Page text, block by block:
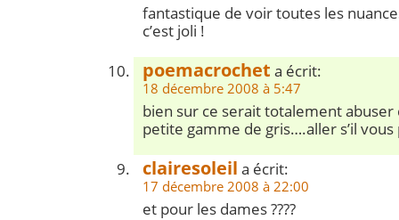
fantastique de voir toutes les
c’est joli !
poemacrochet a écrit:
18 décembre 2008 à 5:47
bien sur ce serait totalement
petite gamme de gris….aller s’il
clairesoleil a écrit:
17 décembre 2008 à 22:00
et pour les dames ????